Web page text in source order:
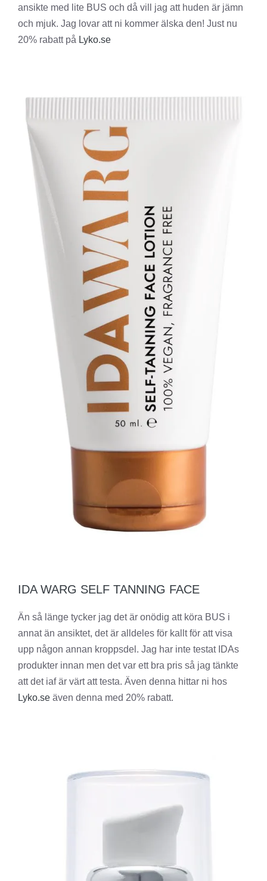
ansikte med lite BUS och då vill jag att huden är jämn
och mjuk. Jag lovar att ni kommer älska den! Just nu
20% rabatt på Lyko.se
IDA WARG SELF TANNING FACE
Än så länge tycker jag det är onödig att köra BUS i
annat än ansiktet, det är alldeles för kallt för att visa
upp någon annan kroppsdel. Jag har inte testat IDAs
produkter innan men det var ett bra pris så jag tänkte
att det iaf är värt att testa. Även denna hittar ni hos
Lyko.se även denna med 20% rabatt.